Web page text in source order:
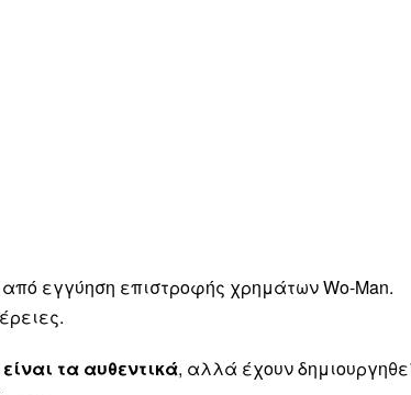
εγγύηση επιστροφής χρημάτων Wo-Man.
τα αυθεντικά, αλλά έχουν